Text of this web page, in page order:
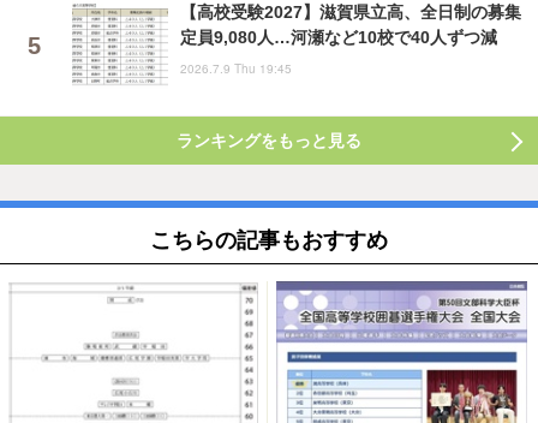
【高校受験2027】滋賀県立高、全日制の募集
定員9,080人…河瀬など10校で40人ずつ減
2026.7.9 Thu 19:45
ランキングをもっと見る
こちらの記事もおすすめ